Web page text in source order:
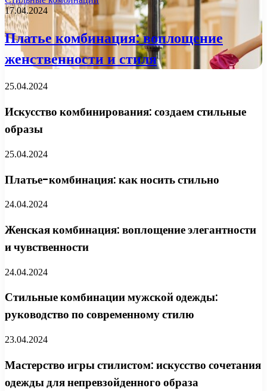
17.04.2024
Платье комбинация: воплощение
женственности и стиля
25.04.2024
Искусство комбинирования: создаем стильные
образы
25.04.2024
Платье-комбинация: как носить стильно
24.04.2024
Женская комбинация: воплощение элегантности
и чувственности
24.04.2024
Стильные комбинации мужской одежды:
руководство по современному стилю
23.04.2024
Мастерство игры стилистом: искусство сочетания
одежды для непревзойденного образа